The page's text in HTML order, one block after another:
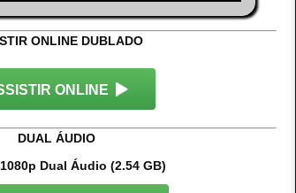
ONLINE DUBLADO
ONLINE
DUAL ÁUDIO
Dual Áudio (2.54 GB)